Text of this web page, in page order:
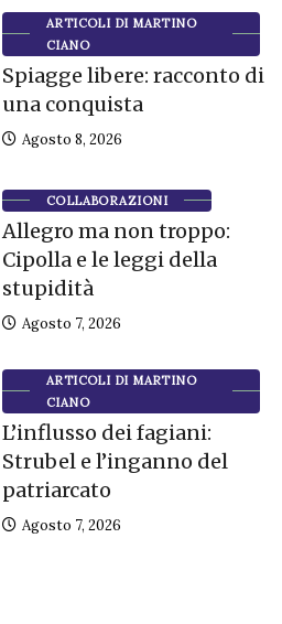
ARTICOLI DI MARTINO
CIANO
Spiagge libere: racconto di
una conquista
Agosto 8, 2026
COLLABORAZIONI
Allegro ma non troppo:
Cipolla e le leggi della
stupidità
Agosto 7, 2026
ARTICOLI DI MARTINO
CIANO
L’influsso dei fagiani:
Strubel e l’inganno del
patriarcato
Agosto 7, 2026